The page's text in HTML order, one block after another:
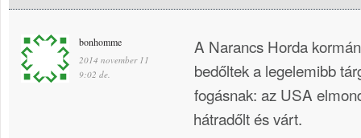
bonhomme
2014 november 11
9:02 de.
A Narancs Horda
bedőltek a legelemibb
fogásnak: az USA
hátradőlt és várt.